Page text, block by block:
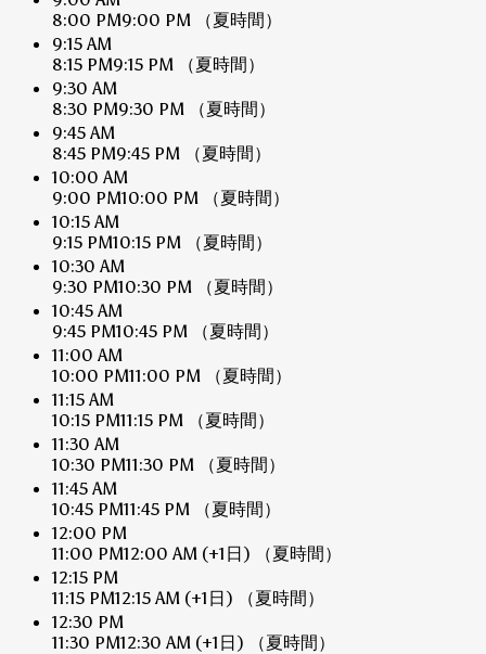
8:00 PM9:00 PM
（夏時間）
9:15 AM
8:15 PM9:15 PM
（夏時間）
9:30 AM
8:30 PM9:30 PM
（夏時間）
9:45 AM
8:45 PM9:45 PM
（夏時間）
10:00 AM
9:00 PM10:00 PM
（夏時間）
10:15 AM
9:15 PM10:15 PM
（夏時間）
10:30 AM
9:30 PM10:30 PM
（夏時間）
10:45 AM
9:45 PM10:45 PM
（夏時間）
11:00 AM
10:00 PM11:00 PM
（夏時間）
11:15 AM
10:15 PM11:15 PM
（夏時間）
11:30 AM
10:30 PM11:30 PM
（夏時間）
11:45 AM
10:45 PM11:45 PM
（夏時間）
12:00 PM
11:00 PM12:00 AM (+1日)
（夏時間）
12:15 PM
11:15 PM12:15 AM (+1日)
（夏時間）
12:30 PM
11:30 PM12:30 AM (+1日)
（夏時間）